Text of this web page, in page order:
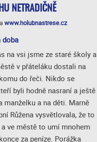
NETRADIČNĚ
www.holubnastrese.cz
doba
na vsi jsme ze staré školy a
v přáteláku dostali na
do řeči. Nikdo se
byli hodně nasraní a ještě
manželku a na děti. Marně
Růžena vysvětlovala, že to
ve městě to umí mnohem
za peníze. Porážka